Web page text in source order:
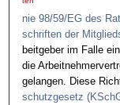
nie 98/59/EG des
schrif­ten der
beit­ge­ber im Fal­le
die
ge­lan­gen. Die­se
schutz­ge­setz